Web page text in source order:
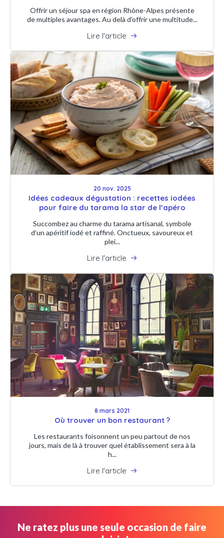
Offrir un séjour spa en région Rhône-Alpes présente
de multiples avantages. Au delà d'offrir une multitude...
Lire l'article
20 nov. 2025
Idées cadeaux dégustation : recettes iodées
pour faire du tarama la star de l’apéro
Succombez au charme du tarama artisanal, symbole
d’un apéritif iodé et raffiné. Onctueux, savoureux et
plei...
Lire l'article
8 mars 2021
Où trouver un bon restaurant ?
Les restaurants foisonnent un peu partout de nos
jours, mais de là à trouver quel établissement sera à la
h...
Lire l'article
Ne ratez plus une seule occasion de faire